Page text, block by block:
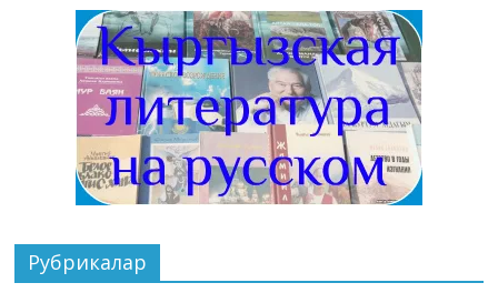
Рубрикалар